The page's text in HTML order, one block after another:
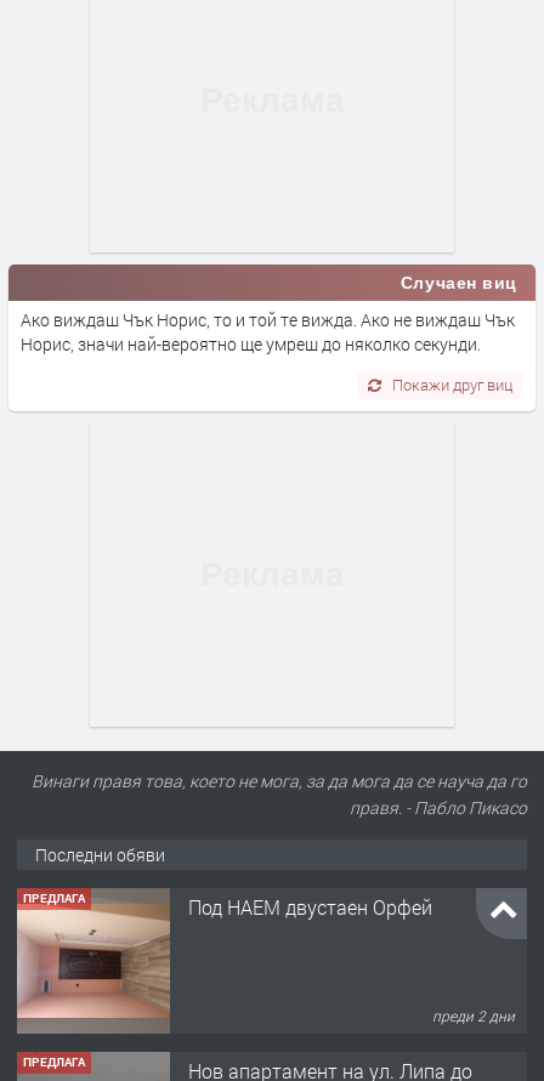
Случаен виц
Ако виждаш Чък Норис, то и той те вижда. Ако не виждаш Чък
Норис, значи най-вероятно ще умреш до няколко секунди.
Покажи друг виц
Винаги правя това, което не мога, за да мога да се науча да го
правя. - Пабло Пикасо
Последни обяви
ПРЕДЛАГА Под НАЕМ двустаен Орфей
преди 2 дни
ПРЕДЛАГА
Нов апартамент на ул. Липа до